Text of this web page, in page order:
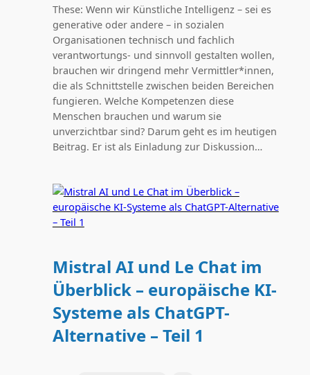
These: Wenn wir Künstliche Intelligenz – sei es
generative oder andere – in sozialen
Organisationen technisch und fachlich
verantwortungs- und sinnvoll gestalten wollen,
brauchen wir dringend mehr Vermittler*innen,
die als Schnittstelle zwischen beiden Bereichen
fungieren. Welche Kompetenzen diese
Menschen brauchen und warum sie
unverzichtbar sind? Darum geht es im heutigen
Beitrag. Er ist als Einladung zur Diskussion…
Mistral AI und Le Chat im
Überblick – europäische KI-
Systeme als ChatGPT-
Alternative – Teil 1